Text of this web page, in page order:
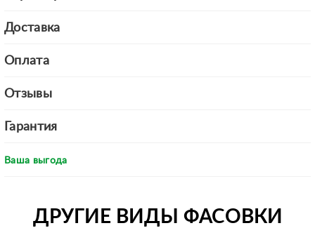
Доставка
Оплата
Отзывы
Гарантия
Ваша выгода
ДРУГИЕ ВИДЫ ФАСОВКИ